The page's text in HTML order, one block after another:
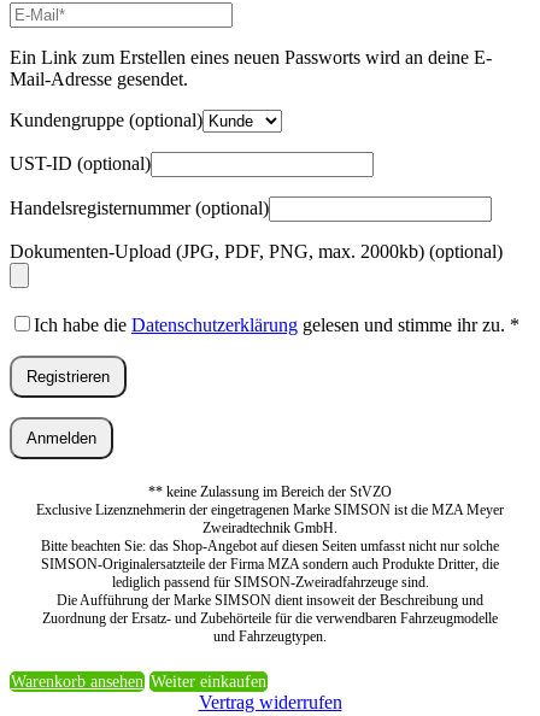
E-
Mail-
Adresse*
Erforderlich
Ein Link zum Erstellen eines neuen Passworts wird an deine E-
Mail-Adresse gesendet.
Kundengruppe (optional)
UST-ID (optional)
Handelsregisternummer(optional)
Dokumenten-Upload (JPG, PDF, PNG, max. 2000kb) (optional)
Ich habe die Datenschutzerklärung gelesen und stimme ihr zu. *
Registrieren
Anmelden
** keine Zulassung im Bereich der StVZO
Exclusive Lizenznehmerin der eingetragenen Marke SIMSON ist die MZA Meyer
Zweiradtechnik GmbH.
Bitte beachten Sie: das Shop-Angebot auf diesen Seiten umfasst nicht nur solche
SIMSON-Originalersatzteile der Firma MZA sondern auch Produkte Dritter, die
lediglich passend für SIMSON-Zweiradfahrzeuge sind.
Die Aufführung der Marke SIMSON dient insoweit der Beschreibung und
Zuordnung der Ersatz- und Zubehörteile für die verwendbaren Fahrzeugmodelle
und Fahrzeugtypen.
Warenkorb ansehen Weiter einkaufen
Vertrag widerrufen